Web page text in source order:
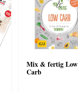
Mix & fertig Low
Carb